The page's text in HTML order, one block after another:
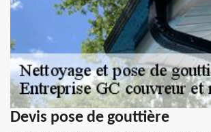
Devis pose de gouttière